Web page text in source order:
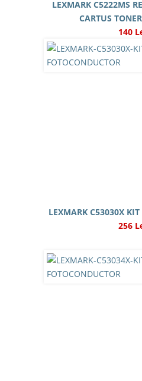
LEXMARK C5222MS
CARTUS
140
LEXMARK C53030X
256